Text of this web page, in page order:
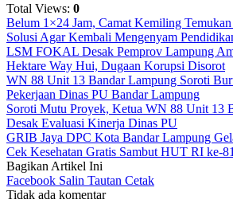
Total Views: 0
Belum 1×24 Jam, Camat Kemiling
Solusi Agar Kembali Mengenyam
LSM FOKAL Desak Pemprov Lampung
Hektare Way Hui, Dugaan Korupsi Disorot
WN 88 Unit 13 Bandar Lampung Soroti
Pekerjaan Dinas PU Bandar Lampung
Soroti Mutu Proyek, Ketua WN 88 Unit 13
Desak Evaluasi Kinerja Dinas PU
GRIB Jaya DPC Kota Bandar Lampung
Cek Kesehatan Gratis Sambut HUT RI ke-81
Bagikan Artikel Ini
Facebook Salin Tautan Cetak
Tidak ada komentar